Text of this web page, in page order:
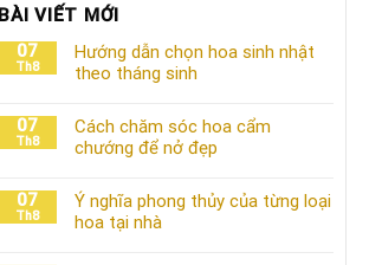
BÀI VIẾT MỚI
07
Th8
Hướng dẫn chọn hoa sinh nhật
theo tháng sinh
07
Th8
Cách chăm sóc hoa cẩm
chướng để nở đẹp
07
Th8
Ý nghĩa phong thủy của từng loại
hoa tại nhà